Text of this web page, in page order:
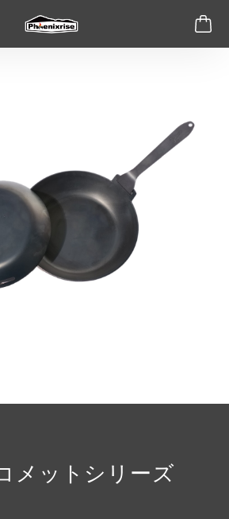
メットシリーズ